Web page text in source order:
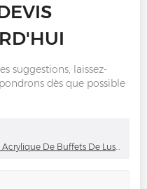
suggestions, laissez-
dès que possible
Armoires En Bois Massif De Finition Acrylique De Buffets De Lustre Bleu Élégant